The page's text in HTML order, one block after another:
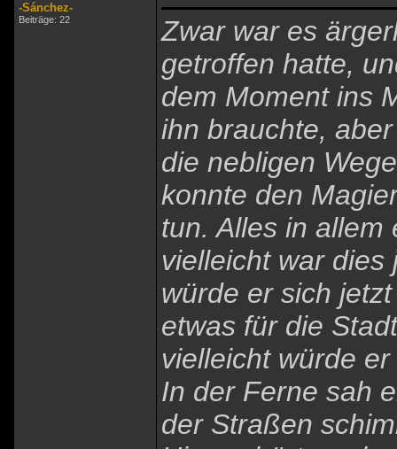
-Sánchez-
Beiträge: 22
Zwar war es
getroffen hatte,
dem Moment ins
ihn brauchte,
die nebligen
konnte den
tun. Alles in allem
vielleicht war dies
würde er sich
etwas für die
vielleicht würde
In der Ferne sah
der Straßen